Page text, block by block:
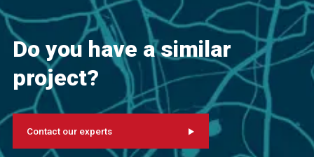
Do you have a similar
project?
Contact our experts